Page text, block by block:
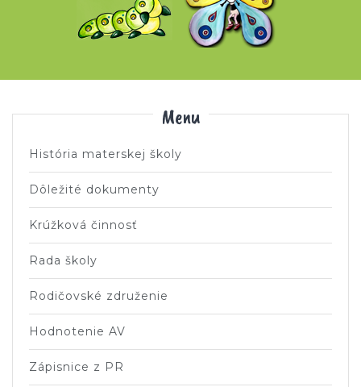
Menu
História materskej školy
Dôležité dokumenty
Krúžková činnosť
Rada školy
Rodičovské združenie
Hodnotenie AV
Zápisnice z PR